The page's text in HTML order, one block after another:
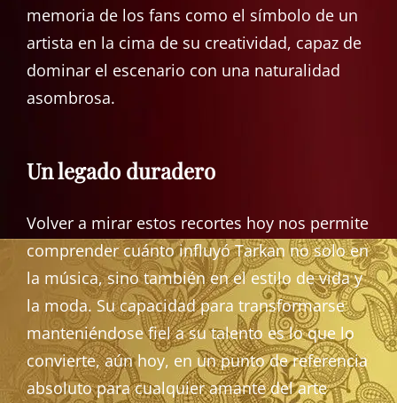
memoria de los fans como el símbolo de un
artista en la cima de su creatividad, capaz de
dominar el escenario con una naturalidad
asombrosa.
Un legado duradero
Volver a mirar estos recortes hoy nos permite
comprender cuánto influyó Tarkan no solo en
la música, sino también en el estilo de vida y
la moda. Su capacidad para transformarse
manteniéndose fiel a su talento es lo que lo
convierte, aún hoy, en un punto de referencia
absoluto para cualquier amante del arte